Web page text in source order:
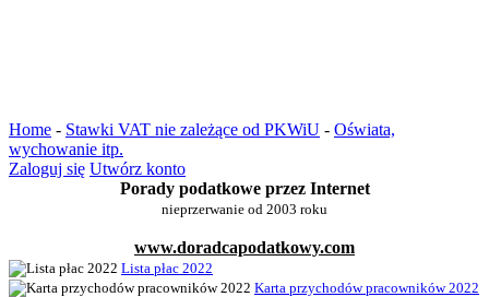
Home - Stawki VAT nie zależące od PKWiU - Oświata,
wychowanie itp.
Zaloguj się Utwórz konto
Porady podatkowe przez Internet
nieprzerwanie od 2003 roku
www.doradcapodatkowy.com
Lista płac 2022
Karta przychodów pracowników 2022